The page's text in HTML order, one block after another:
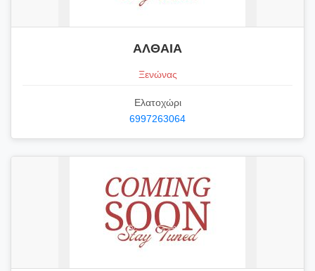
ΑΛΘΑΙΑ
Ξενώνας
Ελατοχώρι
6997263064